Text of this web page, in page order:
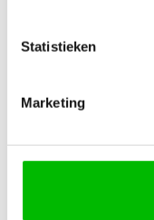
Statistieken
Marketing
Categorieën: